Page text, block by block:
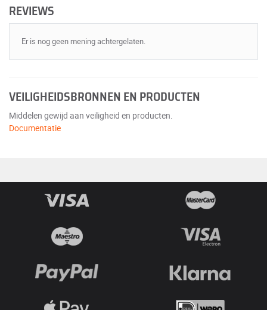
REVIEWS
Er is nog geen mening achtergelaten.
VEILIGHEIDSBRONNEN EN PRODUCTEN
Middelen gewijd aan veiligheid en producten.
Documentatie